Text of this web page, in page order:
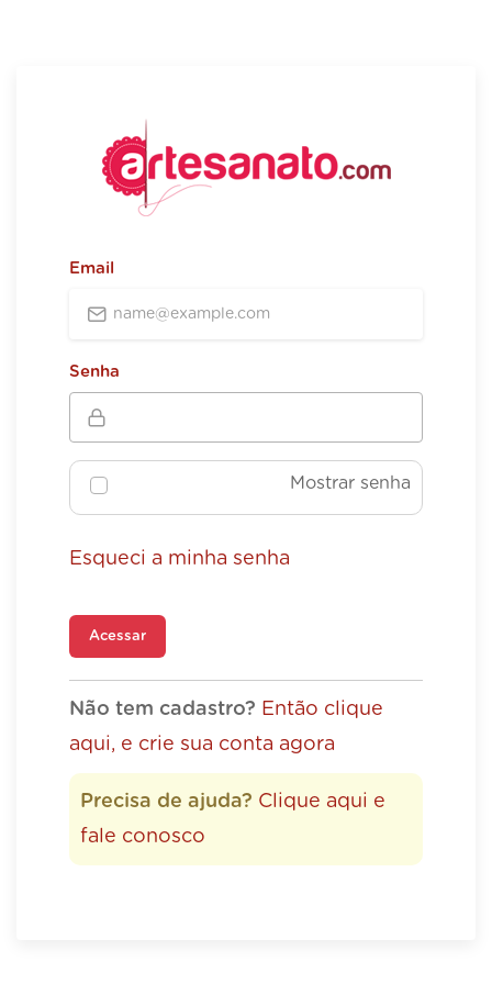
Email
Senha
Mostrar senha
Esqueci a minha senha
Acessar
Não tem cadastro? Então clique
aqui, e crie sua conta agora
Precisa de ajuda? Clique aqui e
fale conosco